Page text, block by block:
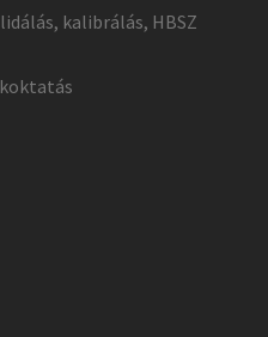
kalibrálás, HBSZ